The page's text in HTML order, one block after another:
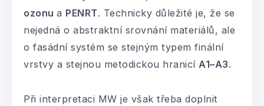
ozonu a PENRT. Technicky důležité je, že se
nejedná o abstraktní srovnání materiálů, ale
o fasádní systém se stejným typem finální
vrstvy a stejnou metodickou hranicí A1–A3.
Při interpretaci MW je však třeba doplnit